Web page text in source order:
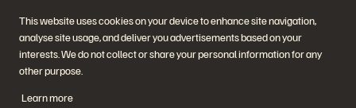
This website uses cookies on your device to enhance site navigation,
analyse site usage, and deliver you advertisements based on your
interests. We do not collect or share your personal information for any
other purpose.
Learn more
Portworx
Pure360 デモ
イベントと Web セミナー
製品その他の最新情報
ご相談・お問い合わせ
認定プログラム